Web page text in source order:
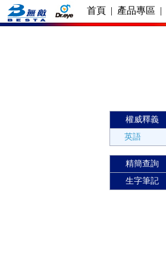
首頁 | 產品專區 |
權威釋義
英語
精簡查詢
生字筆記